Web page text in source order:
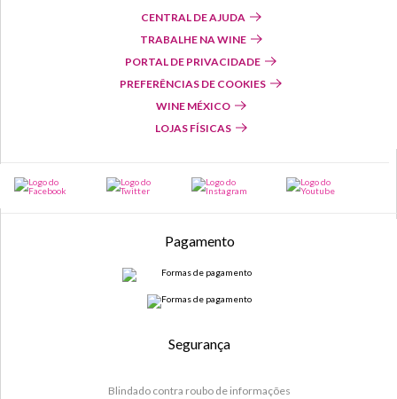
CENTRAL DE AJUDA
TRABALHE NA WINE
PORTAL DE PRIVACIDADE
PREFERÊNCIAS DE COOKIES
WINE MÉXICO
LOJAS FÍSICAS
Pagamento
Segurança
Blindado contra roubo de informações